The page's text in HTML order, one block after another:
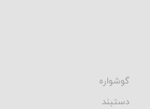
گوشواره
دستبند